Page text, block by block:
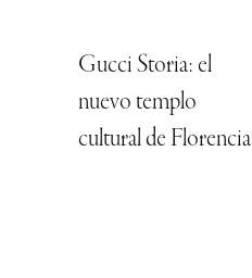
Gucci Storia: el
nuevo templo
cultural de Florencia